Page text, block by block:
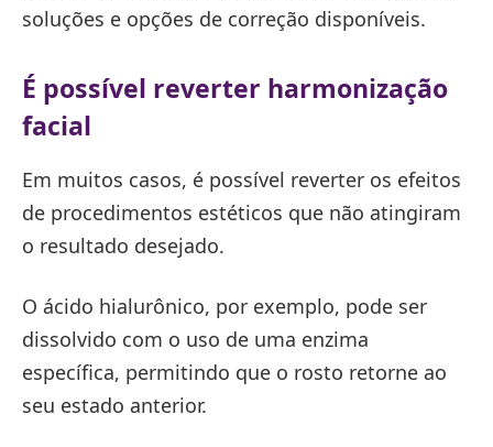
soluções e opções de correção disponíveis.
É possível reverter harmonização
facial
Em muitos casos, é possível reverter os efeitos
de procedimentos estéticos que não atingiram
o resultado desejado.
O ácido hialurônico, por exemplo, pode ser
dissolvido com o uso de uma enzima
específica, permitindo que o rosto retorne ao
seu estado anterior.